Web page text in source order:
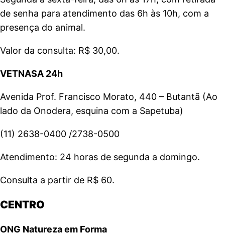
de senha para atendimento das 6h às 10h, com a
presença do animal.
Valor da consulta: R$ 30,00.
VETNASA 24h
Avenida Prof. Francisco Morato, 440 – Butantã (Ao
lado da Onodera, esquina com a Sapetuba)
(11) 2638-0400 /2738-0500
Atendimento: 24 horas de segunda a domingo.
Consulta a partir de R$ 60.
CENTRO
ONG Natureza em Forma